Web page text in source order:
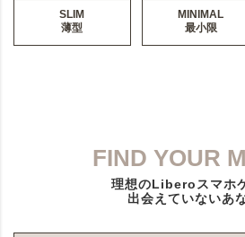
SLIM
薄型
MINIMAL
最小限
FIND YOUR
理想のLiberoスマホ
出会えていないあ